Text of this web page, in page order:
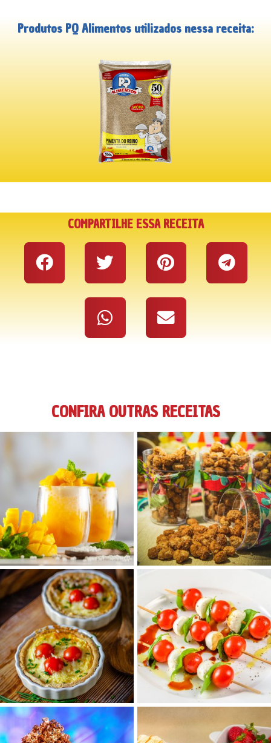
Produtos PQ Alimentos utilizados nessa receita:
COMPARTILHE ESSA RECEITA
CONFIRA OUTRAS RECEITAS